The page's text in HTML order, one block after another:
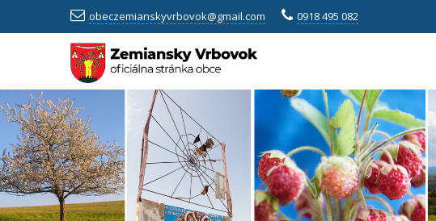
obeczemianskyvrbovok@gmail.com 0918 495 082